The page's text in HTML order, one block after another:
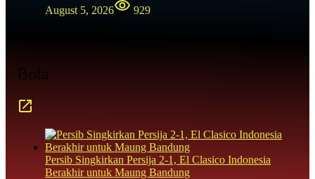
August 5, 2026
929
Bola
Persib Singkirkan Persija 2-1, El Clasico Indonesia
Berakhir untuk Maung Bandung